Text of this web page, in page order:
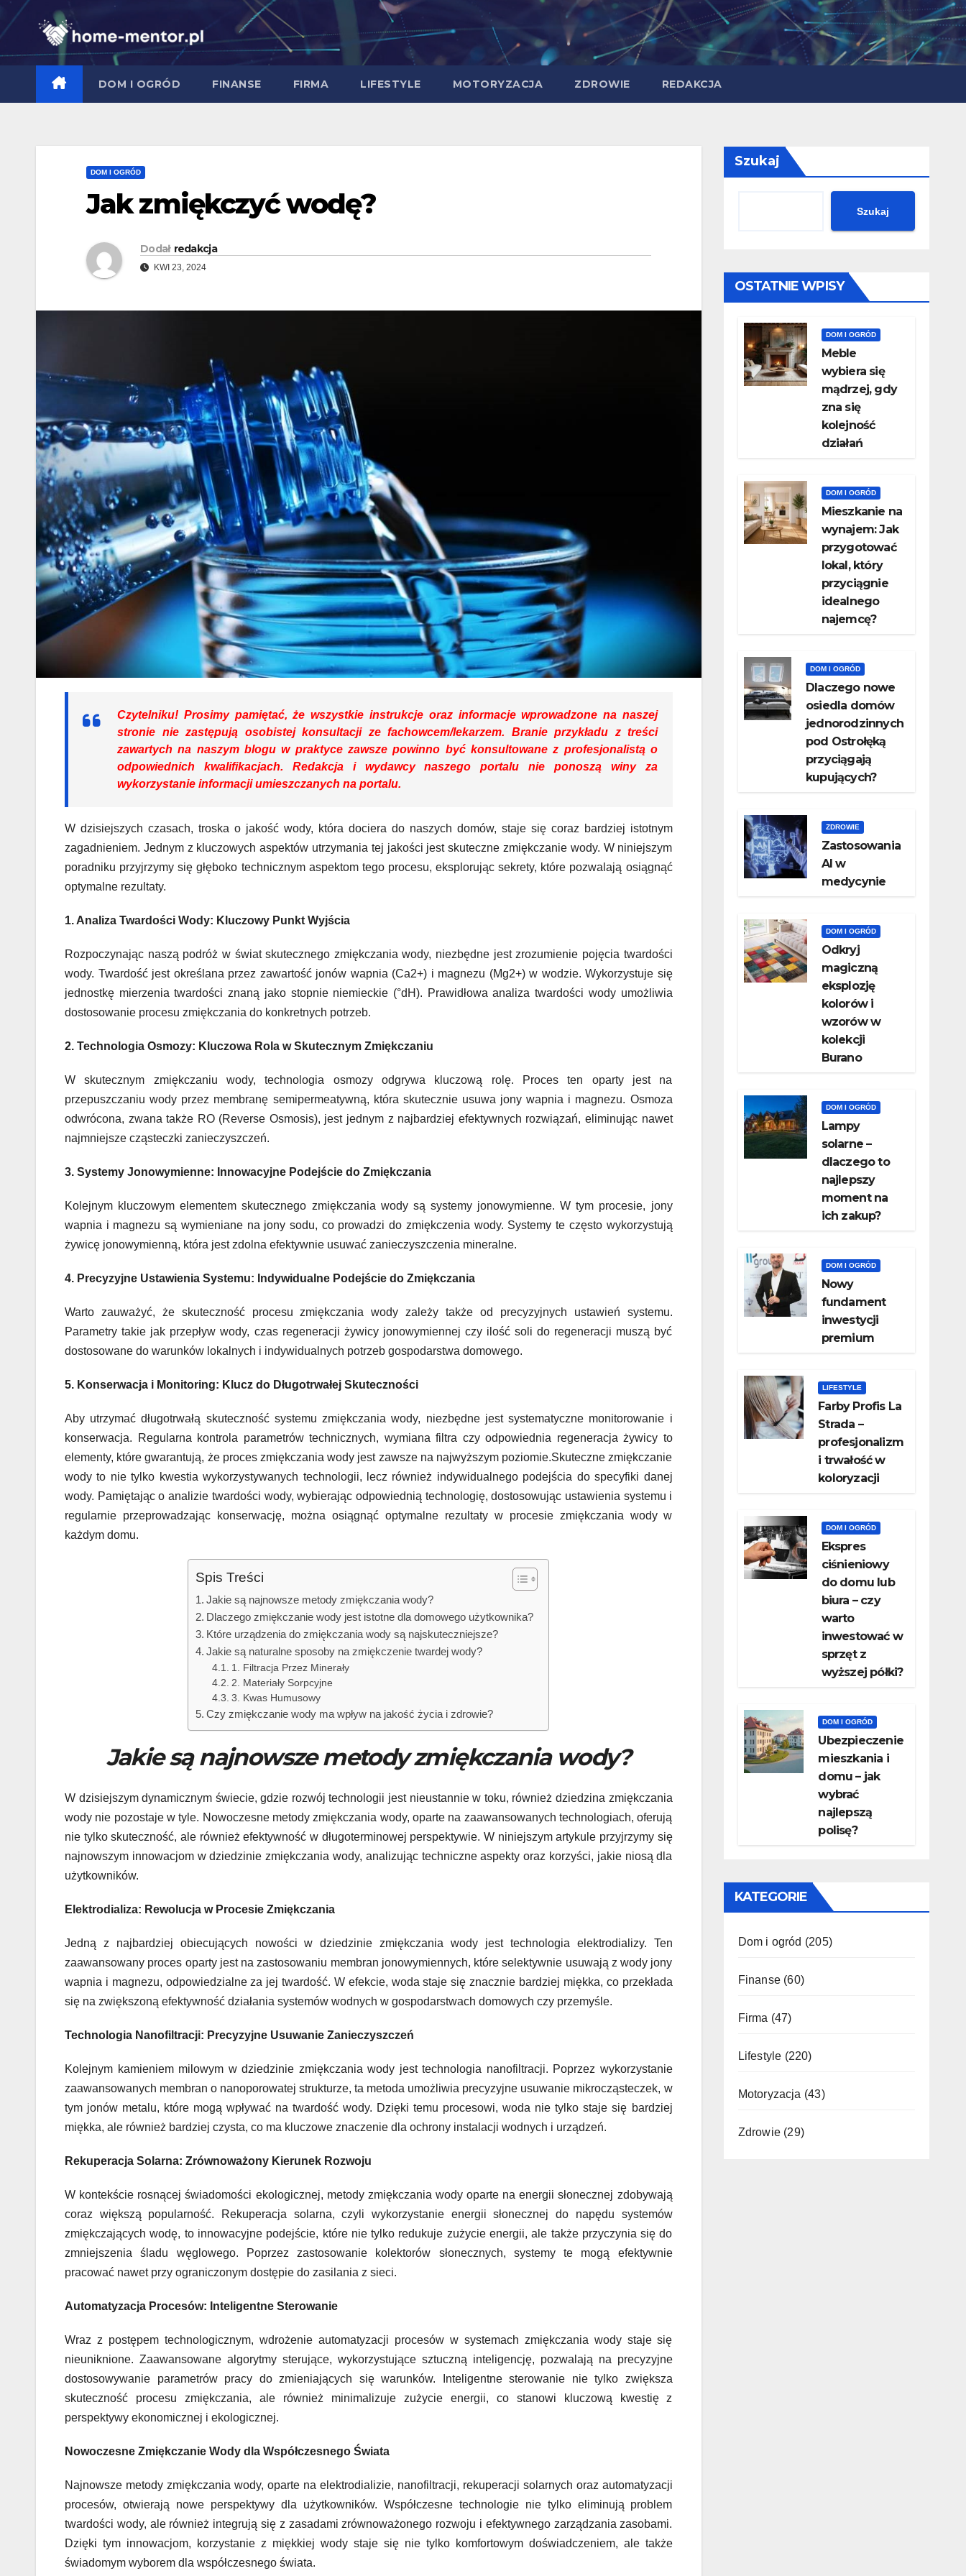
Skip
to
content
DOM I OGRÓD FINANSE FIRMA LIFESTYLE MOTORYZACJA ZDROWIE REDAKCJA
DOM I OGRÓD
Jak zmiękczyć wodę?
Dodał redakcja
KWI 23, 2024
Czytelniku! Prosimy pamiętać, że wszystkie instrukcje oraz informacje wprowadzone na naszej
stronie nie zastępują osobistej konsultacji ze fachowcem/lekarzem. Branie przykładu z treści
zawartych na naszym blogu w praktyce zawsze powinno być konsultowane z profesjonalistą o
odpowiednich kwalifikacjach. Redakcja i wydawcy naszego portalu nie ponoszą winy za
wykorzystanie informacji umieszczanych na portalu.
W dzisiejszych czasach, troska o jakość wody, która dociera do naszych domów, staje się coraz bardziej istotnym
zagadnieniem. Jednym z kluczowych aspektów utrzymania tej jakości jest skuteczne zmiękczanie wody. W niniejszym
poradniku przyjrzymy się głęboko technicznym aspektom tego procesu, eksplorując sekrety, które pozwalają osiągnąć
optymalne rezultaty.
1. Analiza Twardości Wody: Kluczowy Punkt Wyjścia
Rozpoczynając naszą podróż w świat skutecznego zmiękczania wody, niezbędne jest zrozumienie pojęcia twardości
wody. Twardość jest określana przez zawartość jonów wapnia (Ca2+) i magnezu (Mg2+) w wodzie. Wykorzystuje się
jednostkę mierzenia twardości znaną jako stopnie niemieckie (°dH). Prawidłowa analiza twardości wody umożliwia
dostosowanie procesu zmiękczania do konkretnych potrzeb.
2. Technologia Osmozy: Kluczowa Rola w Skutecznym Zmiękczaniu
W skutecznym zmiękczaniu wody, technologia osmozy odgrywa kluczową rolę. Proces ten oparty jest na
przepuszczaniu wody przez membranę semipermeatywną, która skutecznie usuwa jony wapnia i magnezu. Osmoza
odwrócona, zwana także RO (Reverse Osmosis), jest jednym z najbardziej efektywnych rozwiązań, eliminując nawet
najmniejsze cząsteczki zanieczyszczeń.
3. Systemy Jonowymienne: Innowacyjne Podejście do Zmiękczania
Kolejnym kluczowym elementem skutecznego zmiękczania wody są systemy jonowymienne. W tym procesie, jony
wapnia i magnezu są wymieniane na jony sodu, co prowadzi do zmiękczenia wody. Systemy te często wykorzystują
żywicę jonowymienną, która jest zdolna efektywnie usuwać zanieczyszczenia mineralne.
4. Precyzyjne Ustawienia Systemu: Indywidualne Podejście do Zmiękczania
Warto zauważyć, że skuteczność procesu zmiękczania wody zależy także od precyzyjnych ustawień systemu.
Parametry takie jak przepływ wody, czas regeneracji żywicy jonowymiennej czy ilość soli do regeneracji muszą być
dostosowane do warunków lokalnych i indywidualnych potrzeb gospodarstwa domowego.
5. Konserwacja i Monitoring: Klucz do Długotrwałej Skuteczności
Aby utrzymać długotrwałą skuteczność systemu zmiękczania wody, niezbędne jest systematyczne monitorowanie i
konserwacja. Regularna kontrola parametrów technicznych, wymiana filtra czy odpowiednia regeneracja żywicy to
elementy, które gwarantują, że proces zmiękczania wody jest zawsze na najwyższym poziomie.Skuteczne zmiękczanie
wody to nie tylko kwestia wykorzystywanych technologii, lecz również indywidualnego podejścia do specyfiki danej
wody. Pamiętając o analizie twardości wody, wybierając odpowiednią technologię, dostosowując ustawienia systemu i
regularnie przeprowadzając konserwację, można osiągnąć optymalne rezultaty w procesie zmiękczania wody w
każdym domu.
Spis Treści
Jakie są najnowsze metody zmiękczania wody?
Dlaczego zmiękczanie wody jest istotne dla domowego użytkownika?
Które urządzenia do zmiękczania wody są najskuteczniejsze?
Jakie są naturalne sposoby na zmiękczenie twardej wody?
1. Filtracja Przez Minerały
2. Materiały Sorpcyjne
3. Kwas Humusowy
Czy zmiękczanie wody ma wpływ na jakość życia i zdrowie?
Jakie są najnowsze metody zmiękczania wody?
W dzisiejszym dynamicznym świecie, gdzie rozwój technologii jest nieustannie w toku, również dziedzina zmiękczania
wody nie pozostaje w tyle. Nowoczesne metody zmiękczania wody, oparte na zaawansowanych technologiach, oferują
nie tylko skuteczność, ale również efektywność w długoterminowej perspektywie. W niniejszym artykule przyjrzymy się
najnowszym innowacjom w dziedzinie zmiękczania wody, analizując techniczne aspekty oraz korzyści, jakie niosą dla
użytkowników.
Elektrodializa: Rewolucja w Procesie Zmiękczania
Jedną z najbardziej obiecujących nowości w dziedzinie zmiękczania wody jest technologia elektrodializy. Ten
zaawansowany proces oparty jest na zastosowaniu membran jonowymiennych, które selektywnie usuwają z wody jony
wapnia i magnezu, odpowiedzialne za jej twardość. W efekcie, woda staje się znacznie bardziej miękka, co przekłada
się na zwiększoną efektywność działania systemów wodnych w gospodarstwach domowych czy przemyśle.
Technologia Nanofiltracji: Precyzyjne Usuwanie Zanieczyszczeń
Kolejnym kamieniem milowym w dziedzinie zmiękczania wody jest technologia nanofiltracji. Poprzez wykorzystanie
zaawansowanych membran o nanoporowatej strukturze, ta metoda umożliwia precyzyjne usuwanie mikrocząsteczek, w
tym jonów metalu, które mogą wpływać na twardość wody. Dzięki temu procesowi, woda nie tylko staje się bardziej
miękka, ale również bardziej czysta, co ma kluczowe znaczenie dla ochrony instalacji wodnych i urządzeń.
Rekuperacja Solarna: Zrównoważony Kierunek Rozwoju
W kontekście rosnącej świadomości ekologicznej, metody zmiękczania wody oparte na energii słonecznej zdobywają
coraz większą popularność. Rekuperacja solarna, czyli wykorzystanie energii słonecznej do napędu systemów
zmiękczających wodę, to innowacyjne podejście, które nie tylko redukuje zużycie energii, ale także przyczynia się do
zmniejszenia śladu węglowego. Poprzez zastosowanie kolektorów słonecznych, systemy te mogą efektywnie
pracować nawet przy ograniczonym dostępie do zasilania z sieci.
Automatyzacja Procesów: Inteligentne Sterowanie
Wraz z postępem technologicznym, wdrożenie automatyzacji procesów w systemach zmiękczania wody staje się
nieuniknione. Zaawansowane algorytmy sterujące, wykorzystujące sztuczną inteligencję, pozwalają na precyzyjne
dostosowywanie parametrów pracy do zmieniających się warunków. Inteligentne sterowanie nie tylko zwiększa
skuteczność procesu zmiękczania, ale również minimalizuje zużycie energii, co stanowi kluczową kwestię z
perspektywy ekonomicznej i ekologicznej.
Nowoczesne Zmiękczanie Wody dla Współczesnego Świata
Najnowsze metody zmiękczania wody, oparte na elektrodializie, nanofiltracji, rekuperacji solarnych oraz automatyzacji
procesów, otwierają nowe perspektywy dla użytkowników. Współczesne technologie nie tylko eliminują problem
twardości wody, ale również integrują się z zasadami zrównoważonego rozwoju i efektywnego zarządzania zasobami.
Dzięki tym innowacjom, korzystanie z miękkiej wody staje się nie tylko komfortowym doświadczeniem, ale także
świadomym wyborem dla współczesnego świata.
Szukaj
Szukaj
OSTATNIE WPISY
DOM I OGRÓD
Meble
wybiera się
mądrzej, gdy
zna się
kolejność
działań
DOM I OGRÓD
Mieszkanie na
wynajem: Jak
przygotować
lokal, który
przyciągnie
idealnego
najemcę?
DOM I OGRÓD
Dlaczego nowe
osiedla domów
jednorodzinnych
pod Ostrołęką
przyciągają
kupujących?
ZDROWIE
Zastosowania
AI w
medycynie
DOM I OGRÓD
Odkryj
magiczną
eksplozję
kolorów i
wzorów w
kolekcji
Burano
DOM I OGRÓD
Lampy
solarne –
dlaczego to
najlepszy
moment na
ich zakup?
DOM I OGRÓD
Nowy
fundament
inwestycji
premium
LIFESTYLE
Farby Profis La
Strada –
profesjonalizm
i trwałość w
koloryzacji
DOM I OGRÓD
​Ekspres
ciśnieniowy
do domu lub
biura – czy
warto
inwestować w
sprzęt z
wyższej półki?
DOM I OGRÓD
Ubezpieczenie
mieszkania i
domu – jak
wybrać
najlepszą
polisę?
KATEGORIE
Dom i ogród (205)
Finanse(60)
Firma (47)
Lifestyle (220)
Motoryzacja (43)
Zdrowie(29)